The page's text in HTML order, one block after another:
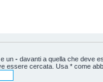
un - davanti a quella che deve
essere cercata. Usa * come